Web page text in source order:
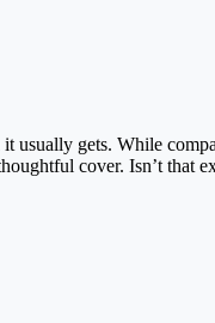
usually gets. While
cover. Isn’t that